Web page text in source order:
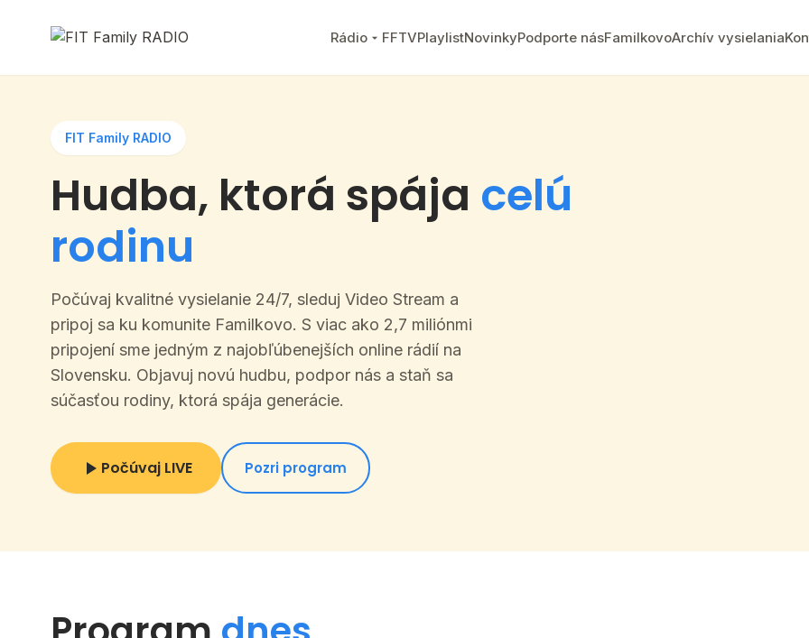
Rádio FFTVPlaylistNovinkyPodporte násFamilkovoArchív vysielania
FIT Family RADIO
Hudba, ktorá spája celú
rodinu
Počúvaj kvalitné vysielanie 24/7, sleduj Video Stream a
pripoj sa ku komunite Familkovo. S viac ako 2,7 miliónmi
pripojení sme jedným z najobľúbenejších online rádií na
Slovensku. Objavuj novú hudbu, podpor nás a staň sa
súčasťou rodiny, ktorá spája generácie.
Počúvaj LIVE Pozri program